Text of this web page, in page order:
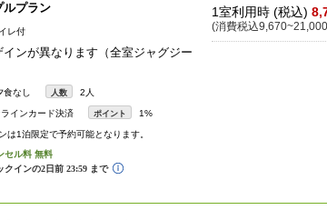
ルプラン
レ付
ンが異なります（全室ジャグジー
食なし 人数 2人
インカード決済 ポイント 1%
は1泊限定で予約可能となります。
1室利用時 (税込)
(消費税込